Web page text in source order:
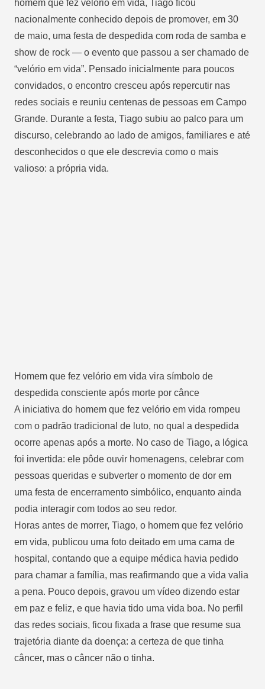
homem que fez velório em vida, Tiago ficou
nacionalmente conhecido depois de promover, em 30
de maio, uma festa de despedida com roda de samba e
show de rock — o evento que passou a ser chamado de
“velório em vida”. Pensado inicialmente para poucos
convidados, o encontro cresceu após repercutir nas
redes sociais e reuniu centenas de pessoas em Campo
Grande. Durante a festa, Tiago subiu ao palco para um
discurso, celebrando ao lado de amigos, familiares e até
desconhecidos o que ele descrevia como o mais
valioso: a própria vida.
Homem que fez velório em vida vira símbolo de
despedida consciente após morte por cânce
A iniciativa do homem que fez velório em vida rompeu
com o padrão tradicional de luto, no qual a despedida
ocorre apenas após a morte. No caso de Tiago, a lógica
foi invertida: ele pôde ouvir homenagens, celebrar com
pessoas queridas e subverter o momento de dor em
uma festa de encerramento simbólico, enquanto ainda
podia interagir com todos ao seu redor.
Horas antes de morrer, Tiago, o homem que fez velório
em vida, publicou uma foto deitado em uma cama de
hospital, contando que a equipe médica havia pedido
para chamar a família, mas reafirmando que a vida valia
a pena. Pouco depois, gravou um vídeo dizendo estar
em paz e feliz, e que havia tido uma vida boa. No perfil
das redes sociais, ficou fixada a frase que resume sua
trajetória diante da doença: a certeza de que tinha
câncer, mas o câncer não o tinha.